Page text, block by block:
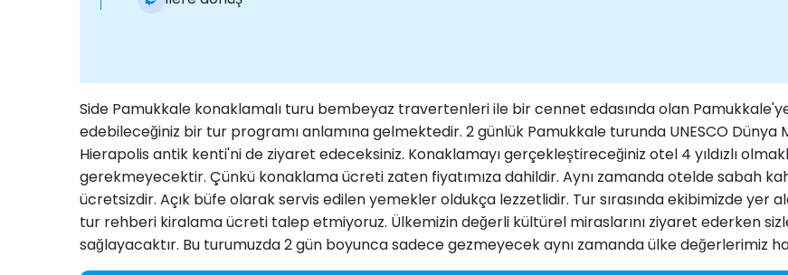
Side Pamukkale konaklamalı turu bembeyaz travertenleri ile bir cennet edasında olan
edebileceğiniz bir tur programı anlamına gelmektedir. 2 günlük Pamukkale turunda UNESCO
Hierapolis antik kenti'ni de ziyaret edeceksiniz. Konaklamayı gerçekleştireceğiniz otel 4 yıldızlı
gerekmeyecektir. Çünkü konaklama ücreti zaten fiyatımıza dahildir. Aynı zamanda otelde sabah
ücretsizdir. Açık büfe olarak servis edilen yemekler oldukça lezzetlidir. Tur sırasında ekibimizde
tur rehberi kiralama ücreti talep etmiyoruz. Ülkemizin değerli kültürel miraslarını ziyaret ederken
sağlayacaktır. Bu turumuzda 2 gün boyunca sadece gezmeyecek aynı zamanda ülke değerlerimiz